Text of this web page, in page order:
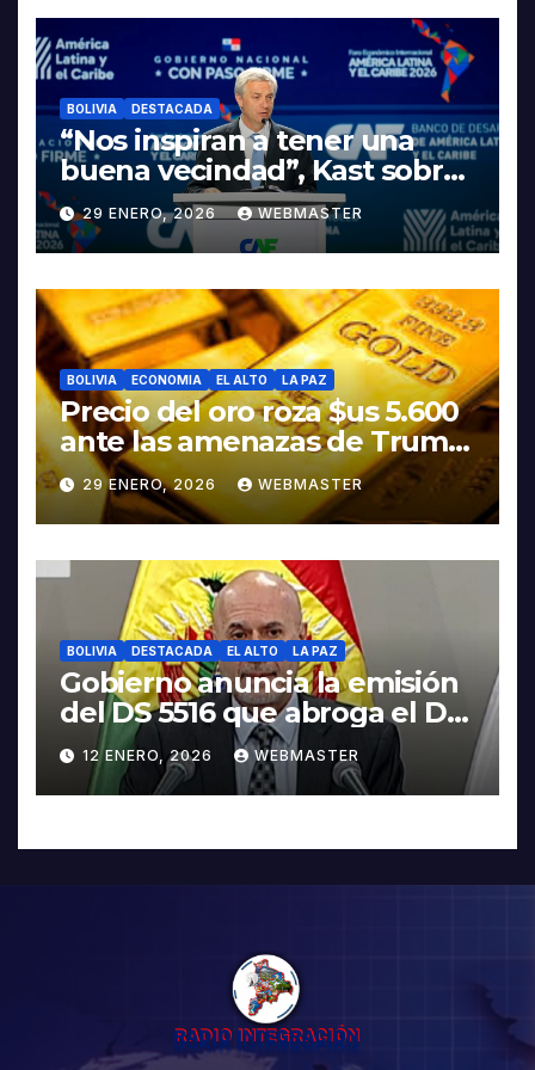
LITIO
BOLIVIA DESTACADA
“Nos inspiran a tener una
buena vecindad”, Kast sobre
discurso del presidente
Rodrigo Paz
29 ENERO, 2026 WEBMASTER
BOLIVIA ECONOMIA EL ALTO LA PAZ
Precio del oro roza $us 5.600
ante las amenazas de Trump
contra Irán
29 ENERO, 2026 WEBMASTER
BOLIVIA DESTACADA EL ALTO LA PAZ
Gobierno anuncia la emisión
del DS 5516 que abroga el DS
5503
12 ENERO, 2026 WEBMASTER